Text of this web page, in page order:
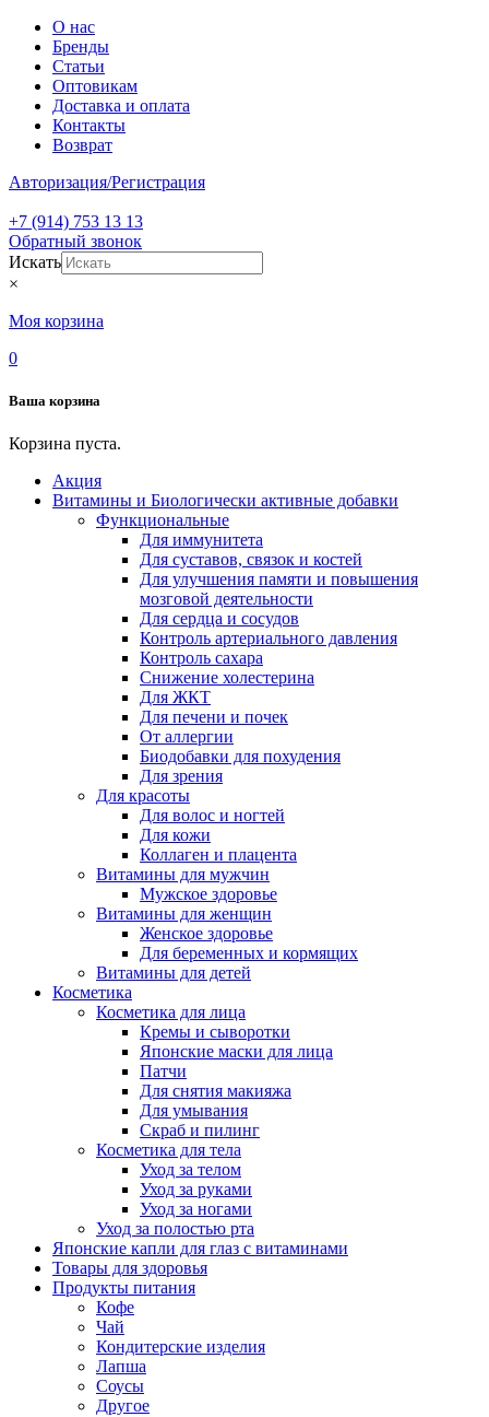
О нас
Бренды
Статьи
Оптовикам
Доставка и оплата
Контакты
Возврат
Авторизация/Регистрация
+7 (914) 753 13 13
Обратный звонок
Искать
×
Моя корзина
0
Ваша корзина
Корзина пуста.
Акция
Витамины и Биологически активные добавки
Функциональные
Для иммунитета
Для суставов, связок и костей
Для улучшения памяти и повышения
мозговой деятельности
Для сердца и сосудов
Контроль артериального давления
Контроль сахара
Снижение холестерина
Для ЖКТ
Для печени и почек
От аллергии
Биодобавки для похудения
Для зрения
Для красоты
Для волос и ногтей
Для кожи
Коллаген и плацента
Витамины для мужчин
Мужское здоровье
Витамины для женщин
Женское здоровье
Для беременных и кормящих
Витамины для детей
Косметика
Косметика для лица
Кремы и сыворотки
Японские маски для лица
Патчи
Для снятия макияжа
Для умывания
Скраб и пилинг
Косметика для тела
Уход за телом
Уход за руками
Уход за ногами
Уход за полостью рта
Японские капли для глаз с витаминами
Товары для здоровья
Продукты питания
Кофе
Чай
Кондитерские изделия
Лапша
Соусы
Другое